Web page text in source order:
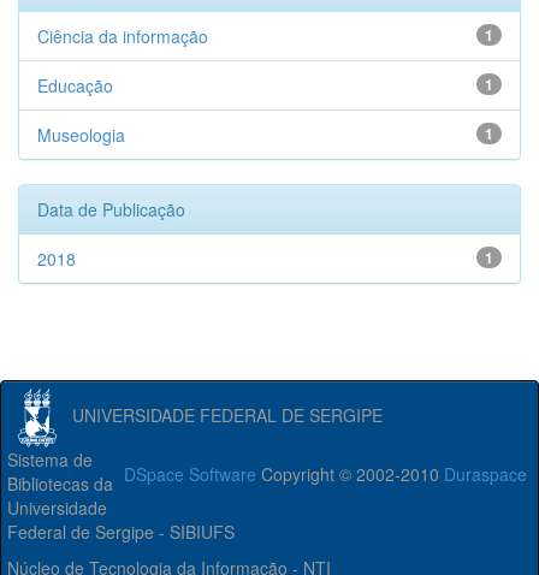
1
Ciência da informação
1
Educação
1
Museologia
Data de Publicação
1
2018
UNIVERSIDADE FEDERAL DE SERGIPE
DSpace Software Copyright © 2002-2010 Duraspace
Sistema de
Bibliotecas da
Universidade
Federal de Sergipe - SIBIUFS
Núcleo de Tecnologia da Informação - NTI